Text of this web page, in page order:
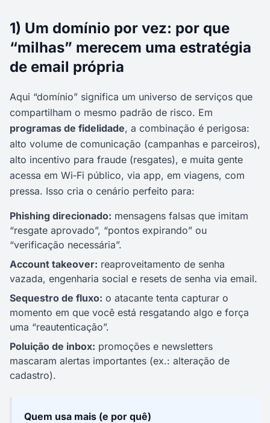
1) Um domínio por vez: por que
“milhas” merecem uma estratégia
de email própria
Aqui “domínio” significa um universo de serviços que
compartilham o mesmo padrão de risco. Em
programas de fidelidade, a combinação é perigosa:
alto volume de comunicação (campanhas e parceiros),
alto incentivo para fraude (resgates), e muita gente
acessa em Wi‑Fi público, via app, em viagens, com
pressa. Isso cria o cenário perfeito para:
Phishing direcionado: mensagens falsas que imitam
“resgate aprovado”, “pontos expirando” ou
“verificação necessária”.
Account takeover: reaproveitamento de senha
vazada, engenharia social e resets de senha via email.
Sequestro de fluxo: o atacante tenta capturar o
momento em que você está resgatando algo e força
uma “reautenticação”.
Poluição de inbox: promoções e newsletters
mascaram alertas importantes (ex.: alteração de
cadastro).
Quem usa mais (e por quê)